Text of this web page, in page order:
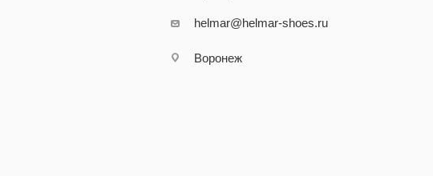
helmar@helmar-shoes.ru
Воронеж